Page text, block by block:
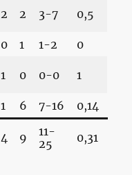
2 2 3-7 0,5
0 1 1-2
0
1 0 0-0 1
1 6 7-16 0,14
4 9
11-
25
0,31